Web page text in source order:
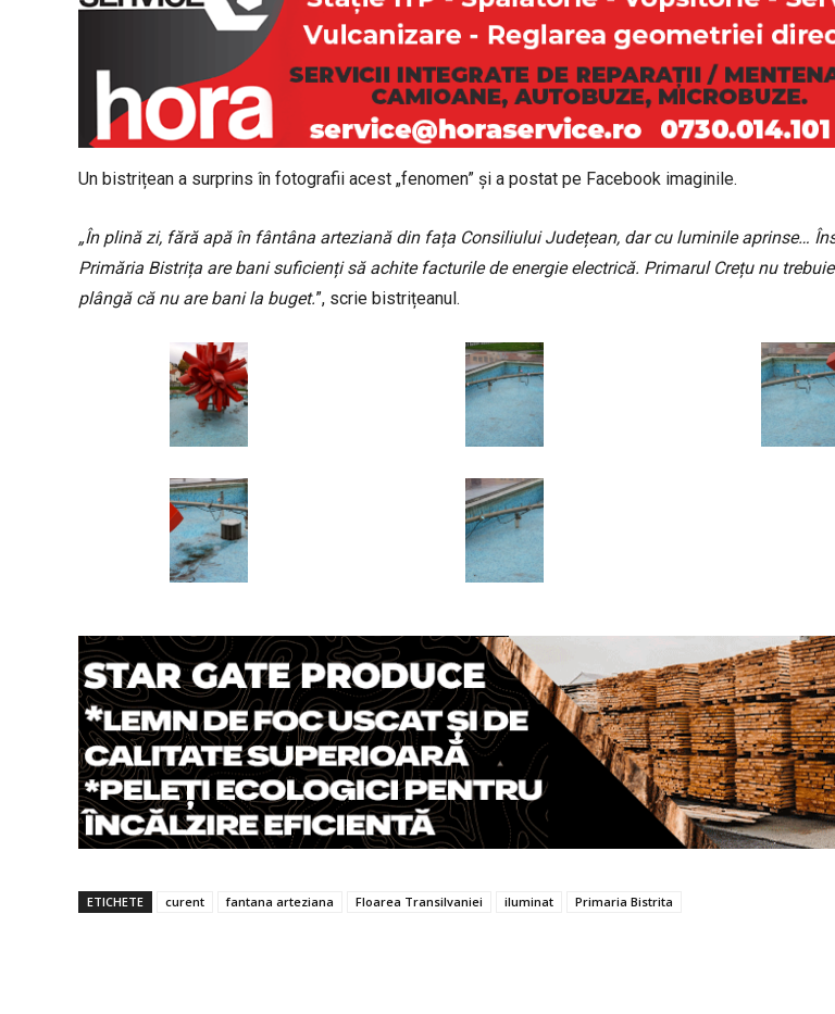
Un bistrițean a surprins în fotografii acest „fenomen” și a postat pe Facebook imaginile.
„În plină zi, fără apă în fântâna arteziană din fața Consiliului Județean, dar cu luminile aprinse…
Primăria Bistrița are bani suficienți să achite facturile de energie electrică. Primarul Crețu nu
plângă că nu are bani la buget.”, scrie bistrițeanul.
ETICHETE curent fantana arteziana Floarea Transilvaniei iluminat Primaria Bistrita